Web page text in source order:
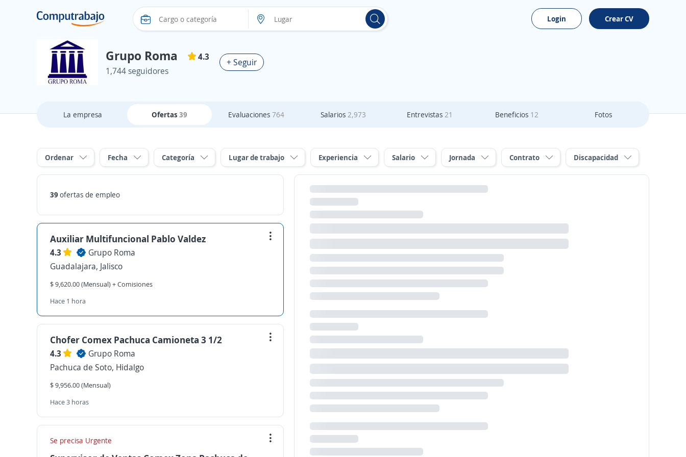
Login Crear CV
Grupo Roma
4.3
1,744 seguidores
+ Seguir
La empresa Ofertas 39 Evaluaciones 764 Salarios 2,973 Entrevistas 21 Beneficios 12 Fotos
Ordenar Fecha Categoría Lugar de trabajo Experiencia Salario Jornada Contrato Discapacidad
39 ofertas de empleo
Auxiliar Multifuncional Pablo Valdez
4.3
Grupo Roma
Guadalajara, Jalisco
$ 9,620.00 (Mensual) + Comisiones
Hace 1 hora
Chofer Comex Pachuca Camioneta 3 1/2
4.3
Grupo Roma
Pachuca de Soto, Hidalgo
$ 9,956.00 (Mensual)
Hace 3 horas
Se precisa Urgente